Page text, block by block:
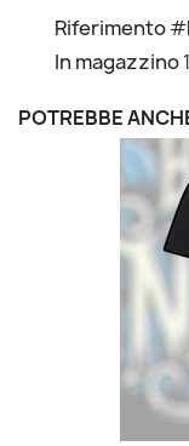
Riferimento
In magazzino
POTREBBE